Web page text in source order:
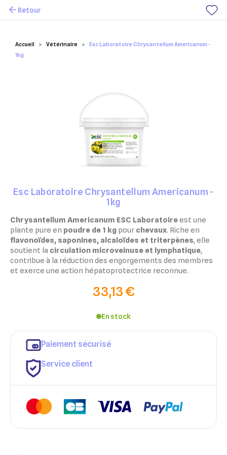
Mes favoris
Accueil Vétérinaire
Esc Laboratoire Chrysantellum Americanum -
1kg
Retour
Esc Laboratoire Chrysantellum Americanum -
1kg
Chrysantellum Americanum ESC Laboratoireest une
plante pure en poudre de 1 kg pour chevaux. Riche en
flavonoïdes, saponines, alcaloïdes et triterpènes, elle
soutient la circulation microveinuse et lymphatique,
contribue à la réduction des engorgements des membres
et exerce une action hépatoprotectrice reconnue.
33,13 €
En stock
Paiement sécurisé
Service client